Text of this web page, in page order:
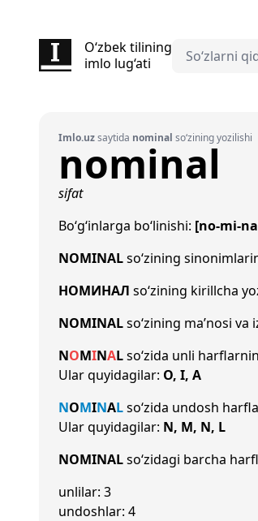
O‘zbek tilining
imlo lug‘ati
Imlo.uzsaytida nominal so‘zining yozilishi
nominal
sifat
Bo‘g‘inlarga bo‘linishi: [no-mi-
NOMINALso‘zining
НОМИНАЛ so‘zining kirillcha
NOMINALso‘zining ma’nosi va
NOMINALso‘zida unli
Ular quyidagilar: O, I, A
NOMINALso‘zida undosh
Ular quyidagilar: N, M, N, L
NOMINALso‘zidagi barcha
unlilar: 3
undoshlar: 4